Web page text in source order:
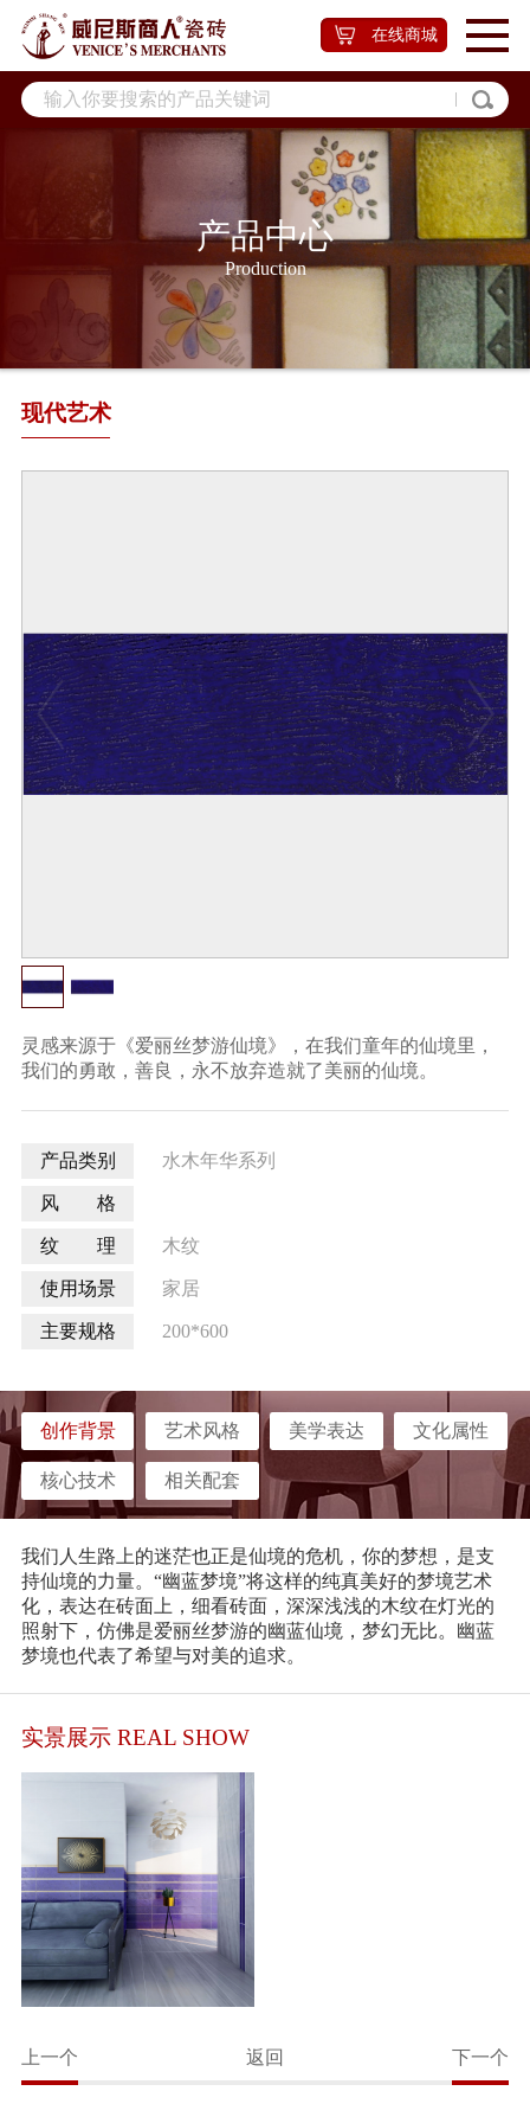
在线商城
产品中心
Production
现代艺术
灵感来源于《爱丽丝梦游仙境》，在我们童年的仙境里，
我们的勇敢，善良，永不放弃造就了美丽的仙境。
产品类别 水木年华系列
风 格
纹 理 木纹
使用场景 家居
主要规格 200*600
创作背景 艺术风格 美学表达 文化属性
核心技术 相关配套
我们人生路上的迷茫也正是仙境的危机，你的梦想，是支
持仙境的力量。 “幽蓝梦境”将这样的纯真美好的梦境艺术
化，表达在砖面上，细看砖面，深深浅浅的木纹在灯光的
照射下，仿佛是爱丽丝梦游的幽蓝仙境，梦幻无比。幽蓝
梦境也代表了希望与对美的追求。
实景展示 REAL SHOW
上一个 下一个
返回